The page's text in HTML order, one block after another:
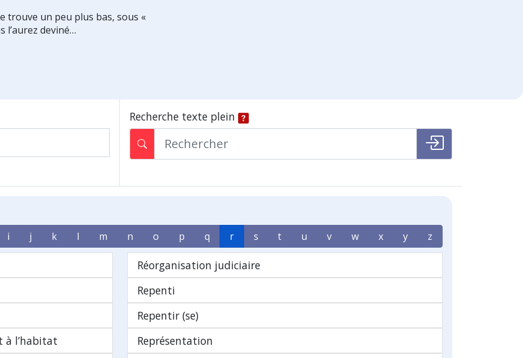
trouve un peu plus bas, sous «
l’aurez deviné…
Recherche texte plein
i j k l m n o p q r s t u v w x y z
à l’habitat
Réorganisation judiciaire
Repenti
Repentir (se)
Représentation